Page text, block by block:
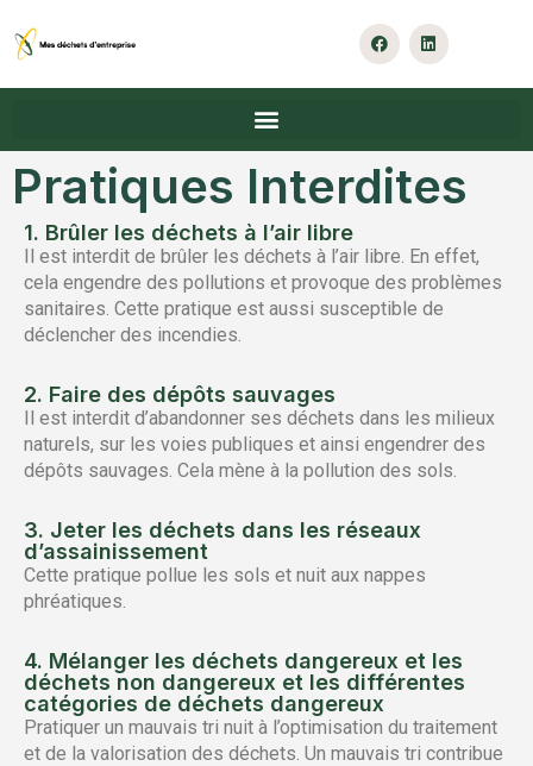
Pratiques Interdites
1. Brûler les déchets à l’air libre
Il est interdit de brûler les déchets à l’air libre. En effet,
cela engendre des pollutions et provoque des problèmes
sanitaires. Cette pratique est aussi susceptible de
déclencher des incendies.
2. Faire des dépôts sauvages
Il est interdit d’abandonner ses déchets dans les milieux
naturels, sur les voies publiques et ainsi engendrer des
dépôts sauvages. Cela mène à la pollution des sols.
3. Jeter les déchets dans les réseaux
d’assainissement
Cette pratique pollue les sols et nuit aux nappes
phréatiques.
4. Mélanger les déchets dangereux et les
déchets non dangereux et les différentes
catégories de déchets dangereux
Pratiquer un mauvais tri nuit à l’optimisation du traitement
et de la valorisation des déchets. Un mauvais tri contribue